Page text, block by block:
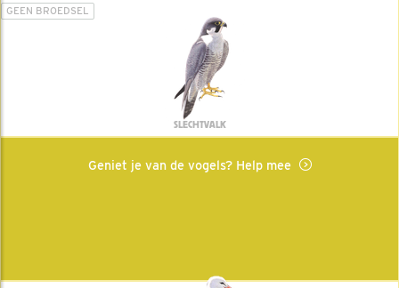
GEEN BROEDSEL
SLECHTVALK
Geniet je van de vogels? Help mee